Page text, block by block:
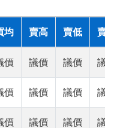
均 賣高 賣低 賣
價 議價 議價 議
價 議價 議價 議
價 議價 議價 議